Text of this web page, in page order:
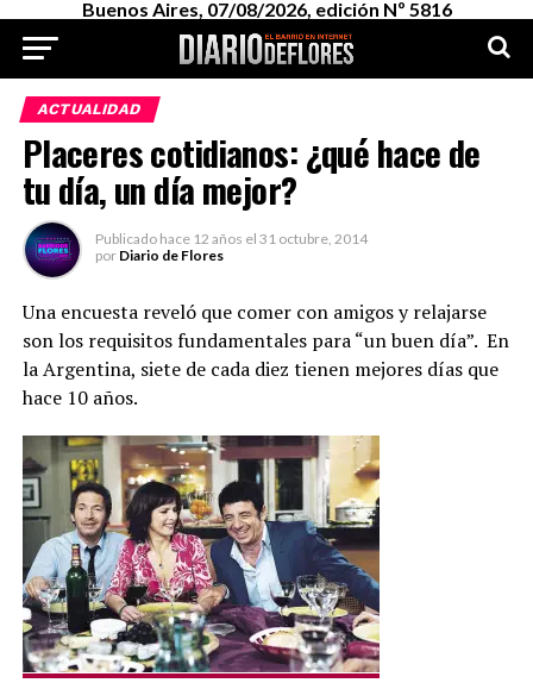
Buenos Aires, 07/08/2026, edición Nº 5816
ACTUALIDAD
Placeres cotidianos: ¿qué hace de
tu día, un día mejor?
Publicado hace 12 años el 31 octubre, 2014
por Diario de Flores
Una encuesta reveló que comer con amigos y relajarse
son los requisitos fundamentales para “un buen día”. En
la Argentina, siete de cada diez tienen mejores días que
hace 10 años.